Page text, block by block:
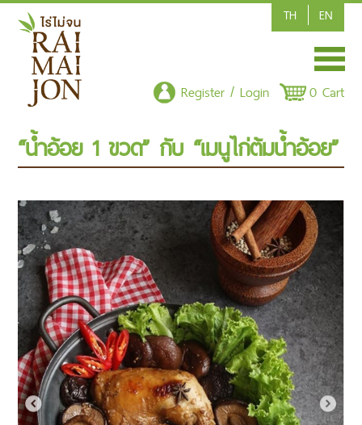
EN
TH
HOME
SHOP/PRODUCT
ARTICLE
CONTACT US
POLICY
CSR-CORPORATE SOCIAL RESPONSIBILITY
Register / Login 0 Cart
“น้ำอ้อย 1 ขวด” กับ “เมนูไก่ต้มน้ำอ้อย”